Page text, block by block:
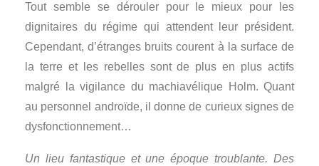
Tout semble se dérouler pour le mieux pour les
dignitaires du régime qui attendent leur président.
Cependant, d’étranges bruits courent à la surface de
la terre et les rebelles sont de plus en plus actifs
malgré la vigilance du machiavélique Holm. Quant
au personnel androïde, il donne de curieux signes de
dysfonctionnement…
Un lieu fantastique et une époque troublante. Des